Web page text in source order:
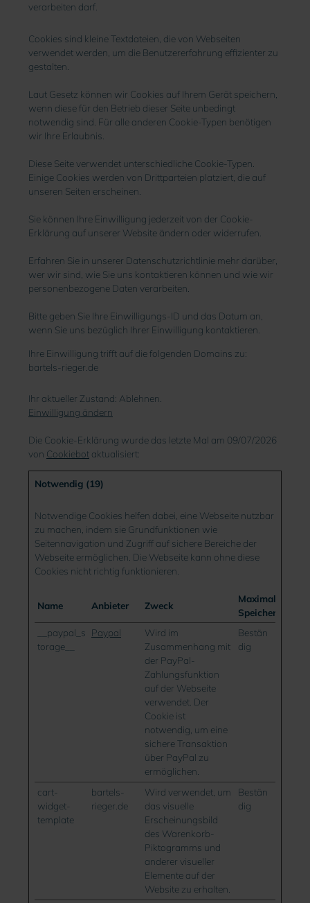
verarbeiten darf.
Cookies sind kleine Textdateien, die von Webseiten
verwendet werden, um die Benutzererfahrung effizienter zu
gestalten.
Laut Gesetz können wir Cookies auf Ihrem Gerät speichern,
wenn diese für den Betrieb dieser Seite unbedingt
notwendig sind. Für alle anderen Cookie-Typen benötigen
wir Ihre Erlaubnis.
Diese Seite verwendet unterschiedliche Cookie-Typen.
Einige Cookies werden von Drittparteien platziert, die auf
unseren Seiten erscheinen.
Sie können Ihre Einwilligung jederzeit von der Cookie-
Erklärung auf unserer Website ändern oder widerrufen.
Erfahren Sie in unserer Datenschutzrichtlinie mehr darüber,
wer wir sind, wie Sie uns kontaktieren können und wie wir
personenbezogene Daten verarbeiten.
Bitte geben Sie Ihre Einwilligungs-ID und das Datum an,
wenn Sie uns bezüglich Ihrer Einwilligung kontaktieren.
Ihre Einwilligung trifft auf die folgenden Domains zu:
bartels-rieger.de
Ihr aktueller Zustand: Ablehnen.
Einwilligung ändern
Die Cookie-Erklärung wurde das letzte Mal am 09/07/2026
von Cookiebot aktualisiert:
Notwendig (19)
Notwendige Cookies helfen dabei, eine Webseite nutzbar
zu machen, indem sie Grundfunktionen wie
Seitennavigation und Zugriff auf sichere Bereiche der
Webseite ermöglichen. Die Webseite kann ohne diese
Cookies nicht richtig funktionieren.
Name Anbieter Zweck
Maximale
Speicherdauer
__paypal_s
torage__
Paypal
Wird im
Zusammenhang mit
der PayPal-
Zahlungsfunktion
auf der Webseite
verwendet. Der
Cookie ist
notwendig, um eine
sichere Transaktion
über PayPal zu
ermöglichen.
Bestän
dig
cart-
widget-
template
bartels-
rieger.de
Wird verwendet, um
das visuelle
Erscheinungsbild
des Warenkorb-
Piktogramms und
anderer visueller
Elemente auf der
Website zu erhalten.
Bestän
dig